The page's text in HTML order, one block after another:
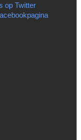
op Twitter